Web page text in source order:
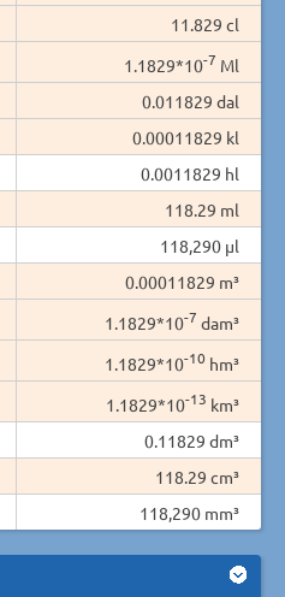
11.829 cl
1.1829*10-7 Ml
0.011829 dal
0.00011829 kl
0.0011829 hl
118.29 ml
118,290 µl
0.00011829 m³
1.1829*10-7 dam³
1.1829*10-10 hm³
1.1829*10-13 km³
0.11829 dm³
118.29 cm³
118,290 mm³